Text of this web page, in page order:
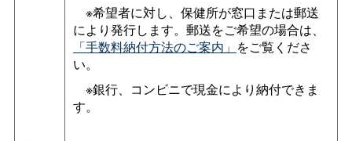
※希望者に対し、保健所が窓口または郵送
により発行します。郵送をご希望の場合は、
「手数料納付方法のご案内」 をご覧くださ
い。
※銀行、コンビニで現金により納付できま
す。